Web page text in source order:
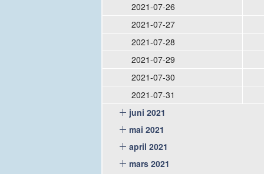
2021-07-26
2021-07-27
2021-07-28
2021-07-29
2021-07-30
2021-07-31
juni 2021
mai 2021
april 2021
mars 2021